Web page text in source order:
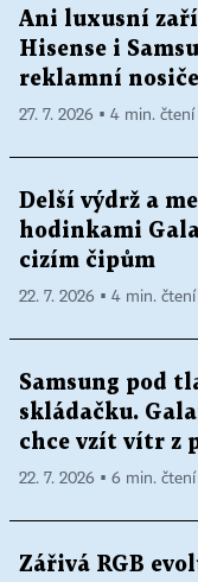
Ani luxusní
Hisense i
reklamní nosiče
27. 7. 2026 ▪ 4 min. čtení
Delší výdrž a
hodinkami
cizím čipům
22. 7. 2026 ▪ 4 min. čtení
Samsung pod
skládačku.
chce vzít vítr z
22. 7. 2026 ▪ 6 min. čtení
Zářivá RGB